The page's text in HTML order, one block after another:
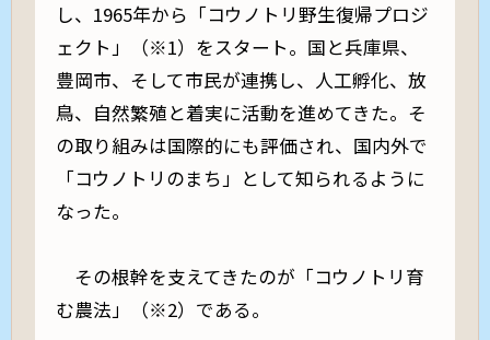
し、1965年から「コウノトリ野生復帰プロジ
ェクト」（※1）をスタート。国と兵庫県、
豊岡市、そして市民が連携し、人工孵化、放
鳥、自然繁殖と着実に活動を進めてきた。そ
の取り組みは国際的にも評価され、国内外で
「コウノトリのまち」として知られるように
なった。
その根幹を支えてきたのが「コウノトリ育
む農法」（※2）である。